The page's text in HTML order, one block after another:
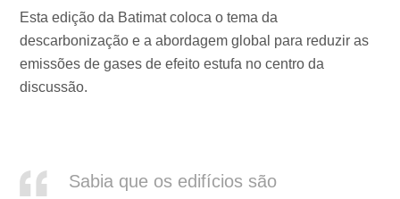
Esta edição da Batimat coloca o tema da
descarbonização e a abordagem global para reduzir as
emissões de gases de efeito estufa no centro da
discussão.
Sabia que os edifícios são